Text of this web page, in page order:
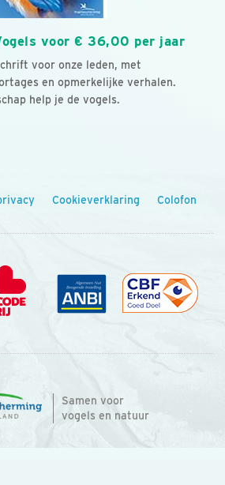
voor € 36,00 per jaar
voor onze leden, met
en opmerkelijke verhalen.
help je de vogels.
Cookieverklaring Colofon
Samen voor
vogels en natuur